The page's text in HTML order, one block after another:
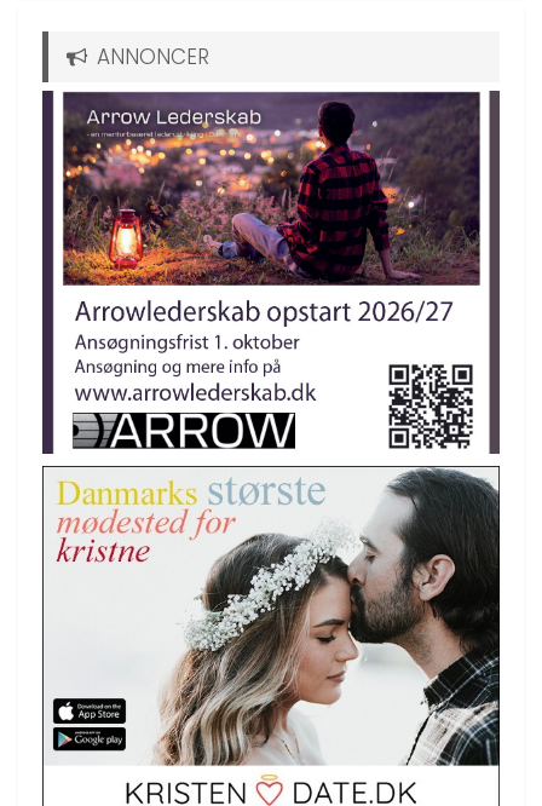
ANNONCER